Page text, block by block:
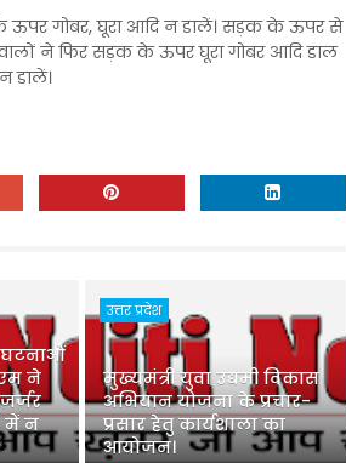
ऊपर गोबर, घूरा आदि न डालें। सड़क के ऊपर से
ने फिर सड़क के ऊपर घूरा गोबर आदि डाल
डालें।
घटनाओं
ने
में न
उत्तर प्रदेश
मुख्यमंत्री युवा उद्यमी विकास
अभियान योजना के प्रचार-
प्रसार हेतु कार्यशाला का
आयोजन।